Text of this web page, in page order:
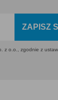
ZAPISZ
z o.o., zgodnie z